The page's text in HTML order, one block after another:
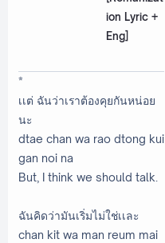
ion Lyric +
Eng]
*
เเต่ ฉันว่าเราต้องคุยกันหน่อย
นะ
dtae chan wa rao dtong kui
gan noi na
But, I think we should talk.
ฉันคิดว่ามันเริ่มไม่ใช่เเละ
chan kit wa man reum mai